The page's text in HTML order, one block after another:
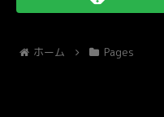
ホーム Pages